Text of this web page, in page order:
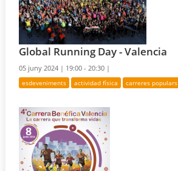
Global Running Day - Valencia
05 juny 2024 | 19:00 - 20:30 |
esdeveniments actividad física carreres populars